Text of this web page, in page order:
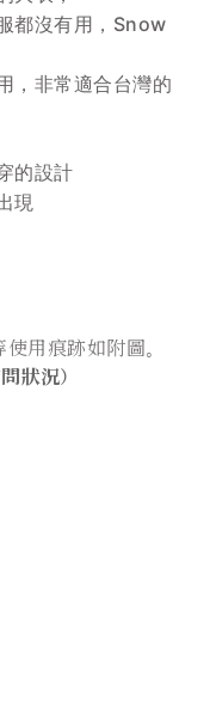
都沒有用，Snow
，非常適合台灣的
的設計
現
用痕跡如附圖。
狀況)